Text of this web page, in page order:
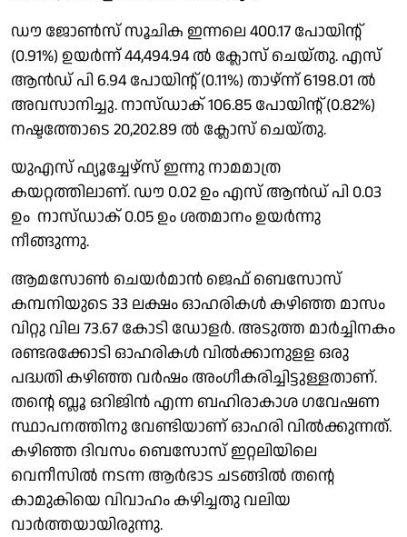
ഡൗ ജോൺസ് സൂചിക ഇന്നലെ 400.17 പോയിൻ്റ്
(0.91%) ഉയർന്ന് 44,494.94 ൽ ക്ലാേസ് ചെയ്തു. എസ്
ആൻഡ് പി 6.94 പോയിൻ്റ് (0.11%) താഴ്ന്ന് 6198.01 ൽ
അവസാനിച്ചു. നാസ്ഡാക് 106.85 പോയിൻ്റ് (0.82%)
നഷ്ടത്താേടെ 20,202.89 ൽ ക്ലോസ് ചെയ്തു.
യുഎസ് ഫ്യൂച്ചേഴ്സ് ഇന്നു നാമമാത്ര
കയറ്റത്തിലാണ്. ഡൗ 0.02 ഉം എസ് ആൻഡ് പി 0.03
ഉം നാസ്ഡാക് 0.05 ഉം ശതമാനം ഉയർന്നു
നീങ്ങുന്നു.
ആമസോൺ ചെയർമാൻ ജെഫ് ബെസോസ്
കമ്പനിയുടെ 33 ലക്ഷം ഓഹരികൾ കഴിഞ്ഞ മാസം
വിറ്റു വില 73.67 കോടി ഡോളർ. അടുത്ത മാർച്ചിനകം
രണ്ടരക്കോടി ഓഹരികൾ വിൽക്കാനുളള ഒരു
പദ്ധതി കഴിഞ്ഞ വർഷം അംഗീകരിച്ചിട്ടുള്ളതാണ്.
തൻ്റെ ബ്ലൂ ഒറിജിൻ എന്ന ബഹിരാകാശ ഗവേഷണ
സ്ഥാപനത്തിനു വേണ്ടിയാണ് ഓഹരി വിൽക്കുന്നത്.
കഴിഞ്ഞ ദിവസം ബെസോസ് ഇറ്റലിയിലെ
വെനീസിൽ നടന്ന ആർഭാട ചടങ്ങിൽ തൻ്റെ
കാമുകിയെ വിവാഹം കഴിച്ചതു വലിയ
വാർത്തയായിരുന്നു.